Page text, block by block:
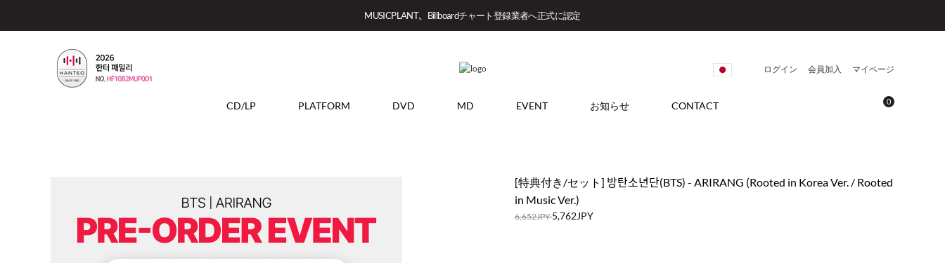
MUSICPLANT、Billboardチャート登録業者へ正式に認定
ログイン 会員加入 マイページ
CD/LP PLATFORM DVD MD EVENT お知らせ CONTACT 0
[特典付き/セット] 방탄소년단(BTS) - ARIRANG (Rooted in Korea Ver. / Rooted
in Music Ver.)
6,652JPY5,762JPY